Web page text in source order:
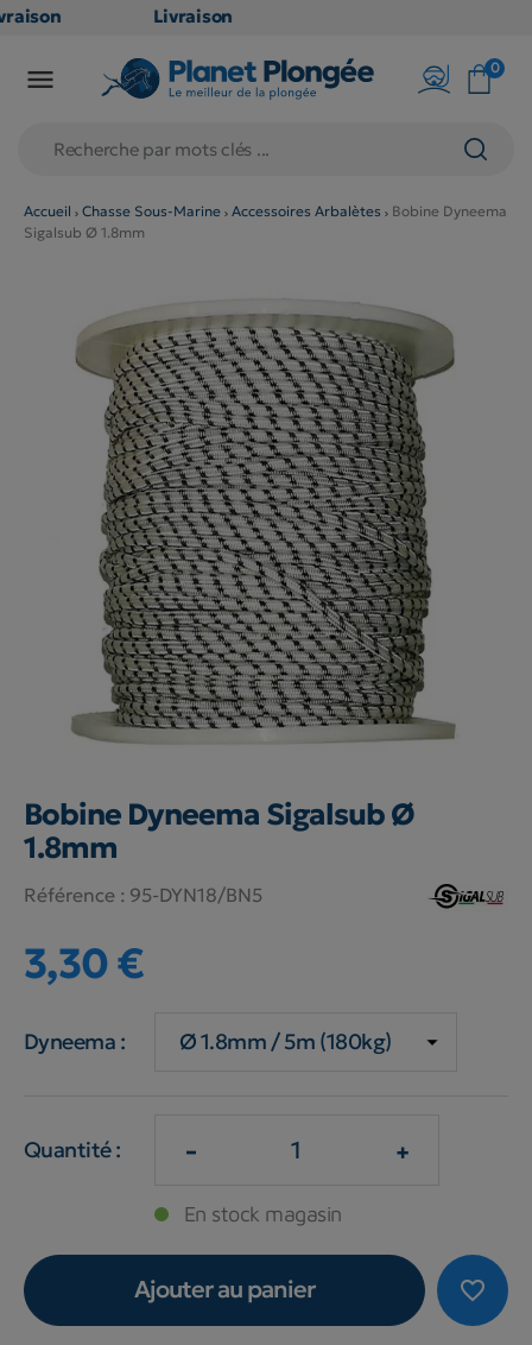
Livraison
en point
79€
(hors
produits
: non
éligibles)
 0
Accueil Chasse Sous-Marine Accessoires Arbalètes
Bobine Dyneema
Sigalsub Ø 1.8mm
Bobine Dyneema Sigalsub Ø
1.8mm
Référence : 95-DYN18/BN5
3,30 €
Dyneema :
Quantité : - +
En stock magasin
favorite_border
Ajouter au panier